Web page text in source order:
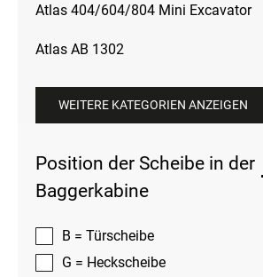
Atlas 404/604/804 Mini Excavator
Atlas AB 1302
WEITERE KATEGORIEN ANZEIGEN
Position der Scheibe in der
Baggerkabine
B = Türscheibe
G = Heckscheibe